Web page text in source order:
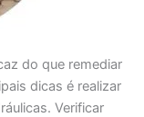
do que remediar
dicas é realizar
Verificar